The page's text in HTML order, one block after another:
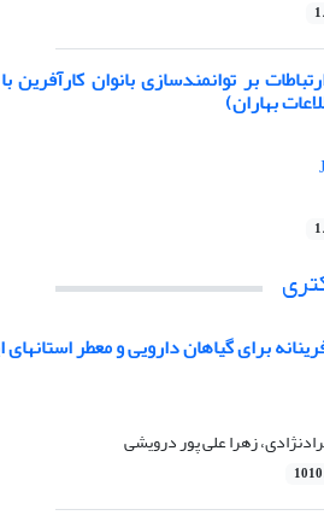
بر توانمندسازی بانوان
بهاران)
برای گیاهان دارویی و معطر
زهرا علی پور درویشی